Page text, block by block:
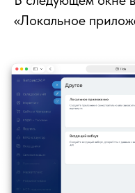
«Локальное